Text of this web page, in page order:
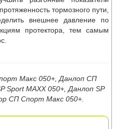
тормозного пути,
внешнее давление по
протектора, тем самым
Макс 050+, Данлоп СП
MAXX 050+, Данлоп SP
СП Спорт Макс 050+.